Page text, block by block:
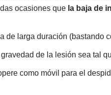
ocasiones que la baja de
de larga duración (bastando
gravedad de la lesión sea tal
como móvil para el